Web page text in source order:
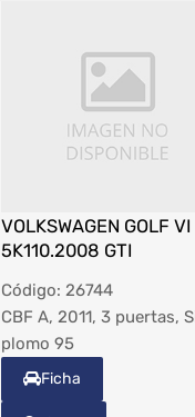
VOLKSWAGEN GOLF VI
5K110.2008 GTI
Código: 26744
CBF A, 2011, 3 puertas,
plomo 95
Ficha